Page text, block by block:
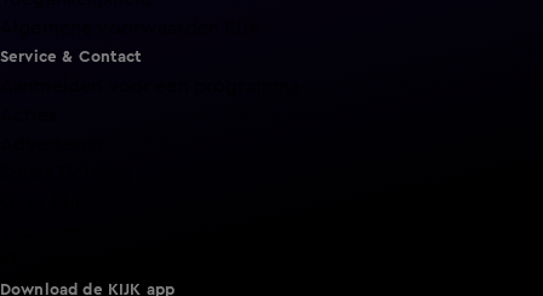
Service & Contact
Download de KIJK app